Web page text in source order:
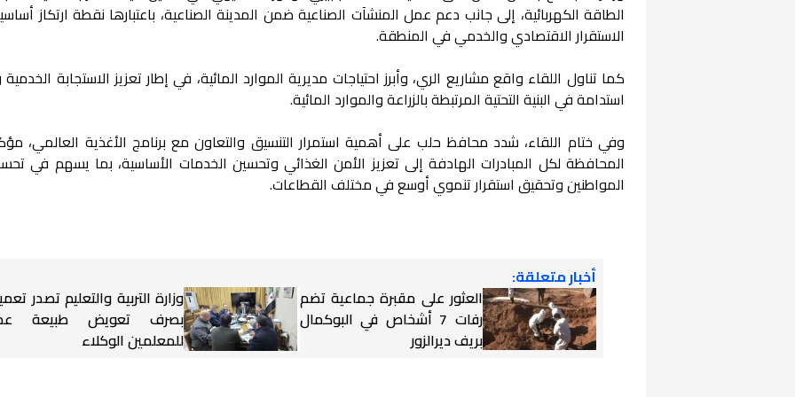
الطاقة الكهربائية، إلى جانب دعم عمل المنشآت الصناعية ضمن المدينة الصناعية، باعتبارها نقطة ارتكاز
الاستقرار الاقتصادي والخدمي في المنطقة.
كما تناول اللقاء واقع مشاريع الري، وأبرز احتياجات مديرية الموارد المائية، في إطار تعزيز الاستجابة
استدامة في البنية التحتية المرتبطة بالزراعة والموارد المائية.
وفي ختام اللقاء، شدد محافظ حلب على أهمية استمرار التنسيق والتعاون مع برنامج الأغذية العالمي،
المحافظة لكل المبادرات الهادفة إلى تعزيز الأمن الغذائي وتحسين الخدمات الأساسية، بما يسهم في
المواطنين وتحقيق استقرار تنموي أوسع في مختلف القطاعات.
أخبار متعلقة:
العثور على مقبرة جماعية تضم
رفات 7 أشخاص في البوكمال
بريف ديرالزور
وزارة التربية والتعليم تصدر
بصرف تعويض طبيعة
للمعلمين الوكلاء